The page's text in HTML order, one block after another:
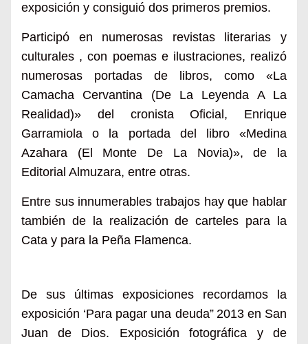
exposición y consiguió dos primeros premios.
Participó en numerosas revistas
literarias y
culturales , con poemas e ilustraciones, realizó
numerosas portadas de libros, como «La
Camacha Cervantina (De La Leyenda A La
Realidad)» del cronistaOficial, Enrique
Garramiola o la portada del
libro «Medina
Azahara (El Monte De La Novia)», de la
Editorial Almuzara, entre otras.
Entre sus innumerables trabajos hay que hablar
también de
la realización de carteles para la
Cata y para la Peña Flamenca.
De sus últimas exposiciones recordamos
la
exposición ‘Para pagar una deuda” 2013 en San
Juan
de Dios. Exposición fotográfica y de